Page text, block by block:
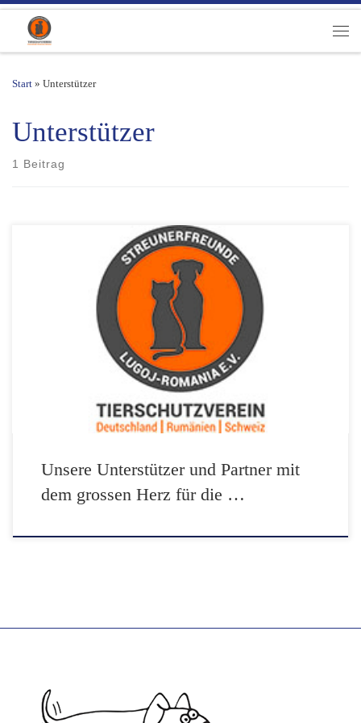
Zum Inhalt springen
Start » Unterstützer
Unterstützer
1 Beitrag
Bliss Grafik | Wohlfühloase Hund und Mensch - Bed & Breakfast -
Freilauf-Zone - St. Gallen | Frank Sieber Photography
Unsere Unterstützer und Partner mit
dem grossen Herz für die …